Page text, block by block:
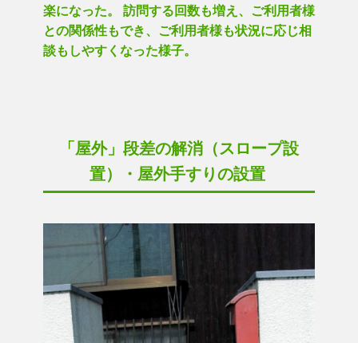
楽になった。 訪問する回数も増え、ご利用者様
との関係性もでき、ご利用者様も状況に応じ相
談もしやすくなった様子。
「屋外」段差の解消（スロープ設
置）・屋外手すりの設置